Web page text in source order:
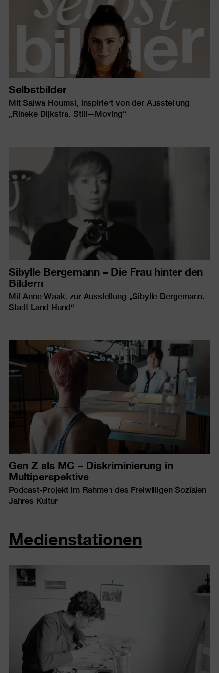
Selbstbilder
Mit Salwa Houmsi, inspiriert von der Ausstellung
„Rineke Dijkstra. Still—Moving“
Sibylle Bergemann – Die Frau hinter den
Bildern
Mit Anne Waak, zur Ausstellung „Sibylle Bergemann.
Stadt Land Hund“
Gen Z als MC – Diskriminierung in
Multiperspektive
Podcast-Projekt im Rahmen des Freiwilligen Sozialen
Jahres Kultur
Medienstationen